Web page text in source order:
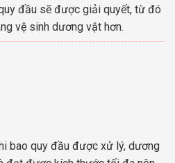
đầu sẽ được giải quyết, từ đó
vệ sinh dương vật hơn.
bao quy đầu được xử lý, dương